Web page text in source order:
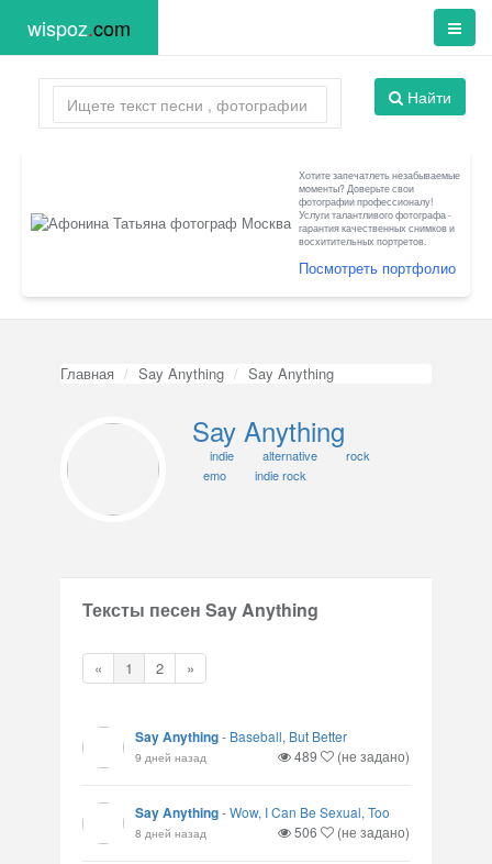
wispoz.com
Найти
Хотите запечатлеть незабываемые
моменты? Доверьте свои
фотографии профессионалу!
Услуги талантливого фотографа -
гарантия качественных снимков и
восхитительных портретов.
Посмотреть портфолио
Главная Say Anything Say Anything
Say Anything
indie alternative
rock
emo
indie rock
Тексты песен Say Anything
« 1 2 »
Say Anything- Baseball, But Better
9 дней назад 489 (не задано)
Say Anything-Wow, I Can Be Sexual, Too
8 дней назад 506 (не задано)